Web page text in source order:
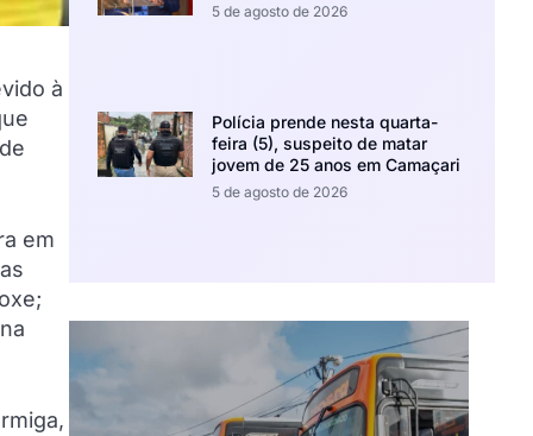
à
em
5 de agosto de 2026
Polícia prende nesta quarta-
feira (5), suspeito de matar
jovem de 25 anos em Camaçari
5 de agosto de 2026